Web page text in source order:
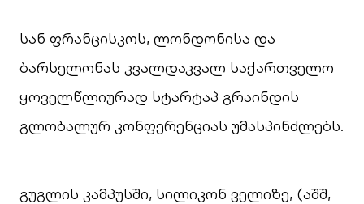
სან ფრანცისკოს, ლონდონისა და
ბარსელონას კვალდაკვალ საქართველო
ყოველწლიურად სტარტაპ გრაინდის
გლობალურ კონფერენციას უმასპინძლებს.
გუგლის კამპუსში, სილიკონ ველიზე, (აშშ,